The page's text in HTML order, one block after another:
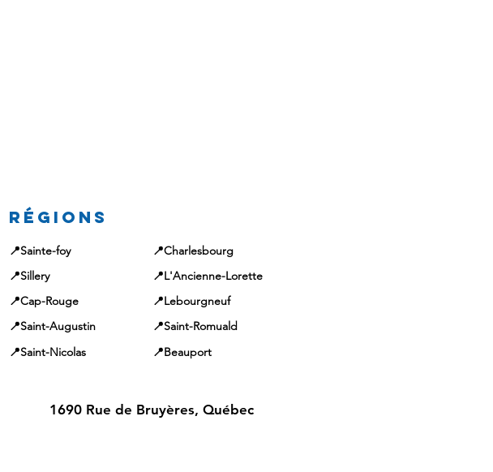
Régions
📍Sainte-foy
📍Charlesbourg
📍Sillery
📍L'Ancienne-Lorette
📍Cap-Rouge
📍Lebourgneuf
📍Saint-Augustin
📍Saint-Romuald
📍Saint-Nicolas
📍Beauport
1690 Rue de Bruyères, Québec